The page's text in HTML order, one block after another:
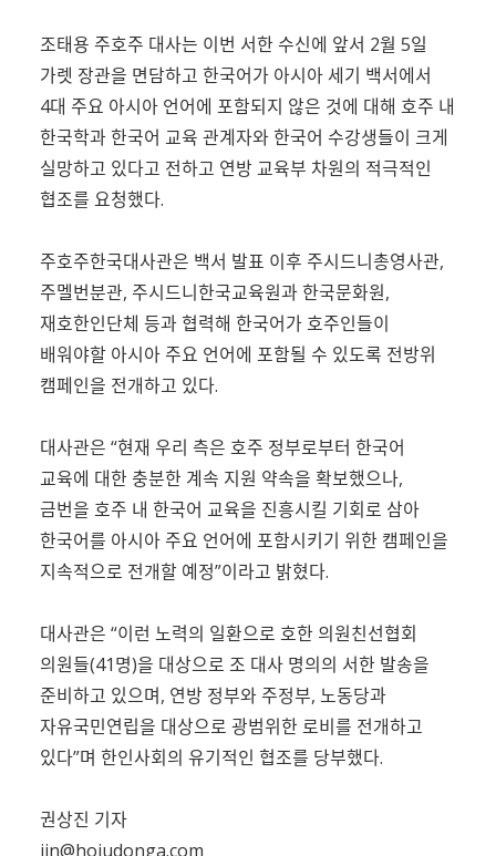
조태용 주호주 대사는 이번 서한 수신에 앞서 2월 5일
가렛 장관을 면담하고 한국어가 아시아 세기 백서에서
4대 주요 아시아 언어에 포함되지 않은 것에 대해 호주 내
한국학과 한국어 교육 관계자와 한국어 수강생들이 크게
실망하고 있다고 전하고 연방 교육부 차원의 적극적인
협조를 요청했다.
주호주한국대사관은 백서 발표 이후 주시드니총영사관,
주멜번분관, 주시드니한국교육원과 한국문화원,
재호한인단체 등과 협력해 한국어가 호주인들이
배워야할 아시아 주요 언어에 포함될 수 있도록 전방위
캠페인을 전개하고 있다.
대사관은 “현재 우리 측은 호주 정부로부터 한국어
교육에 대한 충분한 계속 지원 약속을 확보했으나,
금번을 호주 내 한국어 교육을 진흥시킬 기회로 삼아
한국어를 아시아 주요 언어에 포함시키기 위한 캠페인을
지속적으로 전개할 예정”이라고 밝혔다.
대사관은 “이런 노력의 일환으로 호한 의원친선협회
의원들(41명)을 대상으로 조 대사 명의의 서한 발송을
준비하고 있으며, 연방 정부와 주정부, 노동당과
자유국민연립을 대상으로 광범위한 로비를 전개하고
있다”며 한인사회의 유기적인 협조를 당부했다.
권상진 기자
jin@hojudonga.com